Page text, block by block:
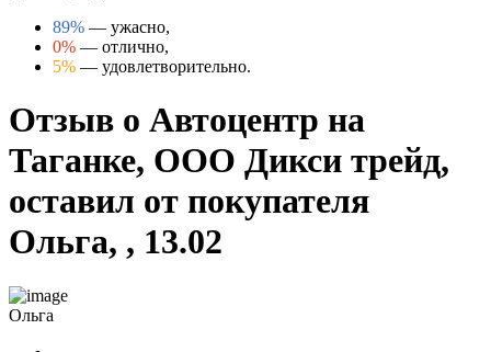
89% — ужасно,
0% — отлично,
5% — удовлетворительно.
Отзыв о Автоцентр на
Таганке, ООО Дикси трейд,
оставил от покупателя
Ольга, , 13.02
Ольга